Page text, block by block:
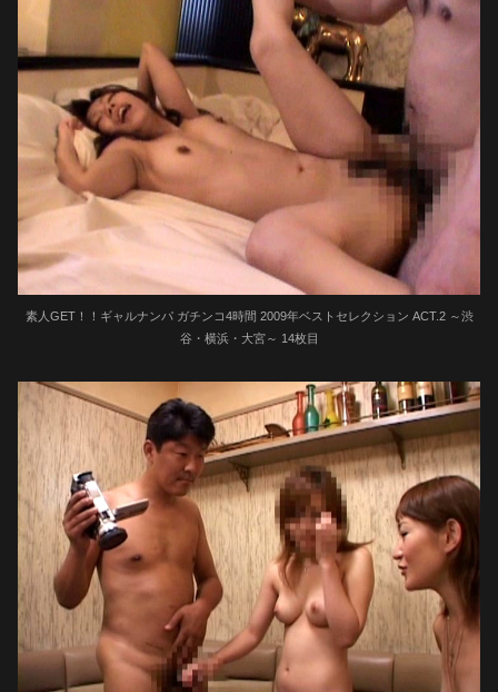
素人GET！！ギャルナンパ ガチンコ4時間 2009年ベストセレクション ACT.2 ～渋
谷・横浜・大宮～ 14枚目